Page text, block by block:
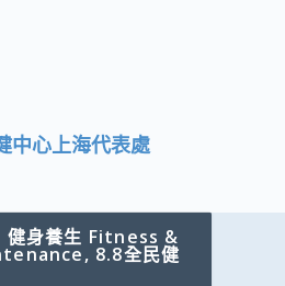
中心上海代表處
健身養生 Fitness &
8.8全民健